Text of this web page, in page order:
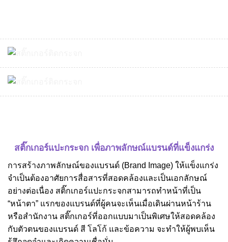
สติ๊กเกอร์แปะกระจก เพื่อภาพลักษณ์แบรนด์ที่แข็งแกร่ง
การสร้างภาพลักษณ์ของแบรนด์ (Brand Image) ให้แข็งแกร่ง
จำเป็นต้องอาศัยการสื่อสารที่สอดคล้องและเป็นเอกลักษณ์
อย่างต่อเนื่อง สติ๊กเกอร์แปะกระจกสามารถทำหน้าที่เป็น
“หน้าตา” แรกของแบรนด์ที่ผู้คนจะเห็นเมื่อเดินผ่านหน้าร้าน
หรือสำนักงาน สติ๊กเกอร์ที่ออกแบบมาเป็นพิเศษให้สอดคล้อง
กับตัวตนของแบรนด์ สี โลโก้ และข้อความ จะทำให้ผู้พบเห็น